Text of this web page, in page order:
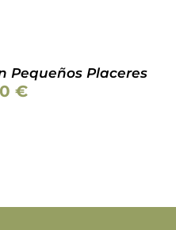
Pequeños Placeres
€